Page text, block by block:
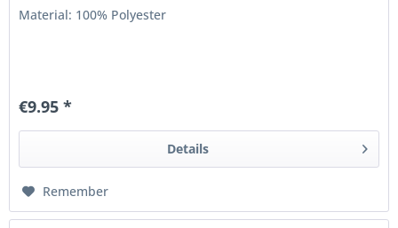
Material: 100% Polyester
€9.95 *
Details
Remember